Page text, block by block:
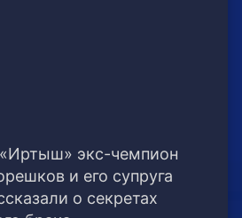
экс-чемпион
и его супруга
о секретах